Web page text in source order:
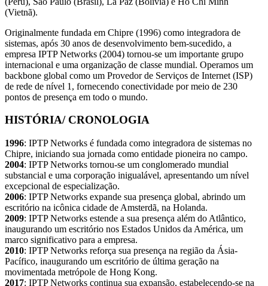
(Vietnã).
Originalmente fundada em Chipre (1996) como integradora de
sistemas, após 30 anos de desenvolvimento bem-sucedido, a
empresa IPTP Networks (2004) tornou-se um importante grupo
internacional e uma organização de classe mundial. Operamos um
backbone global como um Provedor de Serviços de Internet (ISP)
de rede de nível 1, fornecendo conectividade por meio de 230
pontos de presença em todo o mundo.
HISTÓRIA/ CRONOLOGIA
1996: IPTP Networks é fundada como integradora de sistemas no
Chipre, iniciando sua jornada como entidade pioneira no campo.
2004: IPTP Networks tornou-se um conglomerado mundial
substancial e uma corporação inigualável, apresentando um nível
excepcional de especialização.
2006: IPTP Networks expande sua presença global, abrindo um
escritório na icônica cidade de Amsterdã, na Holanda.
2009: IPTP Networks estende a sua presença além do Atlântico,
inaugurando um escritório nos Estados Unidos da América, um
marco significativo para a empresa.
2010: IPTP Networks reforça sua presença na região da Ásia-
Pacífico, inaugurando um escritório de última geração na
movimentada metrópole de Hong Kong.
2017: IPTP Networks continua sua expansão, estabelecendo-se na